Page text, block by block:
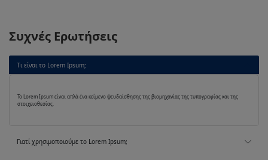
Συχνές Ερωτήσεις
Τι είναι το Lorem Ipsum;
Το Lorem Ipsum είναι απλά ένα κείμενο ψευδαίσθησης της βιομηχανίας της τυπογραφίας και της
στοιχειοθεσίας.
Γιατί χρησιμοποιούμε το Lorem Ipsum;